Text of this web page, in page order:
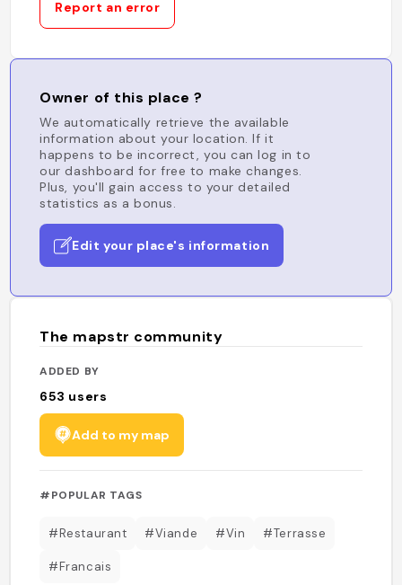
Report an error
Owner of this place ?
We automatically retrieve the available
information about your location. If it
happens to be incorrect, you can log in to
our dashboard for free to make changes.
Plus, you'll gain access to your detailed
statistics as a bonus.
Edit your place's information
The mapstr community
ADDED BY
653 users
Add to my map
#POPULAR TAGS
#Restaurant #Viande #Vin #Terrasse
#Francais